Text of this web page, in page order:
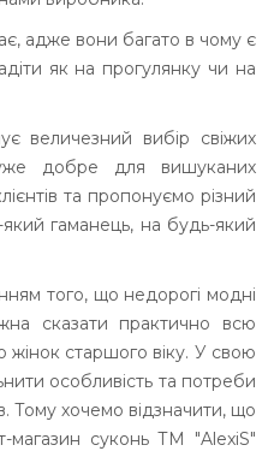
адже вони багато в чому є
як на прогулянку чи на
величезний вибір свіжих
добре для вишуканих
та пропонуємо різний
гаманець, на будь-який
того, що недорогі модні
сказати практично всю
жінок старшого віку. У свою
особливість та потреби
Тому хочемо відзначити, що
магазин суконь ТМ "AlexiS"